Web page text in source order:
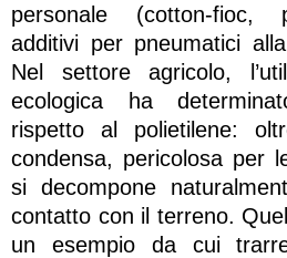
personale (cotton-fioc,
additivi per pneumatici
Nel settore agricolo,
ecologica ha
rispetto al polietilene:
condensa, pericolosa per
si decompone
contatto con il terreno.
un esempio da cui